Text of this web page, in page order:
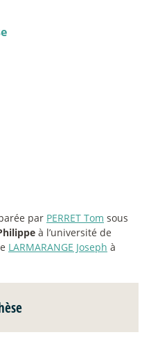
par PERRET Tom sous
à l’université de
LARMARANGE Joseph à